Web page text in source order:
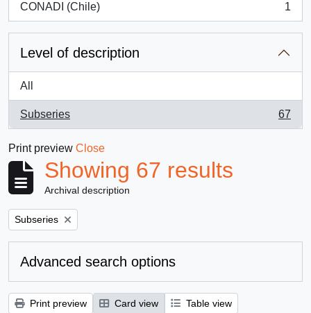
CONADI (Chile)
, 1 results
1
Level of description
All
Subseries
, 67 results
67
Print preview Close
Showing 67 results
Archival description
Remove filter:
Subseries
Advanced search options
Print preview Card view
Table view